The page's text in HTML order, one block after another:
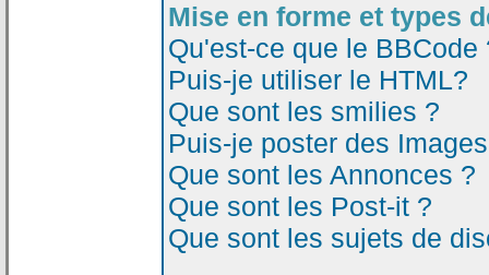
Mise en forme et types
Qu'est-ce que le BBCode
Puis-je utiliser le HTML?
Que sont les smilies ?
Puis-je poster des
Que sont les Annonces ?
Que sont les Post-it ?
Que sont les sujets de